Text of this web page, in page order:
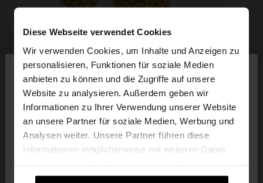
Diese Webseite verwendet Cookies
Wir verwenden Cookies, um Inhalte und Anzeigen zu
personalisieren, Funktionen für soziale Medien
anbieten zu können und die Zugriffe auf unsere
Website zu analysieren. Außerdem geben wir
Informationen zu Ihrer Verwendung unserer Website
an unsere Partner für soziale Medien, Werbung und
Analysen weiter. Unsere Partner führen diese
Informationen möglicherweise mit weiteren Daten
die sie im Rahmen Ihrer Nutzung der Dienste
hallo
Sie greifen von Deutschland auf die Website zu.
Möchten Sie unsere United States Website
Ja, bringen Sie mich